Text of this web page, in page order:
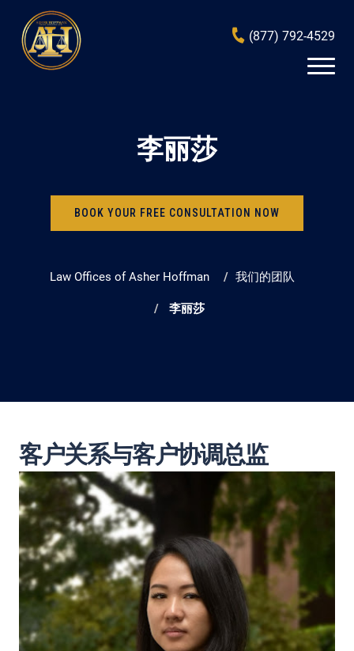
(877) 792-4529
李丽莎
BOOK YOUR FREE CONSULTATION NOW
Law Offices of Asher Hoffman 我们的团队
李丽莎
客户关系与客户协调总监